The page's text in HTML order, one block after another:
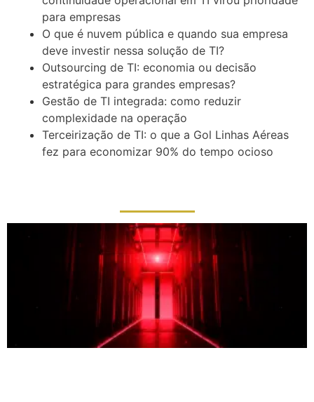
para empresas
O que é nuvem pública e quando sua empresa
deve investir nessa solução de TI?
Outsourcing de TI: economia ou decisão
estratégica para grandes empresas?
Gestão de TI integrada: como reduzir
complexidade na operação
Terceirização de TI: o que a Gol Linhas Aéreas
fez para economizar 90% do tempo ocioso